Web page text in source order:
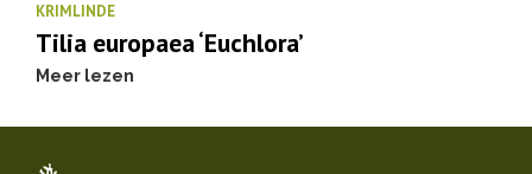
KRIMLINDE
Tilia europaea ‘Euchlora’
Meer lezen